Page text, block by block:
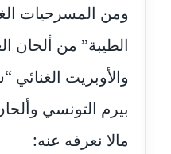
عاملة
مدونة علي
عاملة
مدونة علي
ومن المسرحيات
الطيبة” من ألحان
والأوبريت
بيرم التونسي
مالا نعرفه عنه: